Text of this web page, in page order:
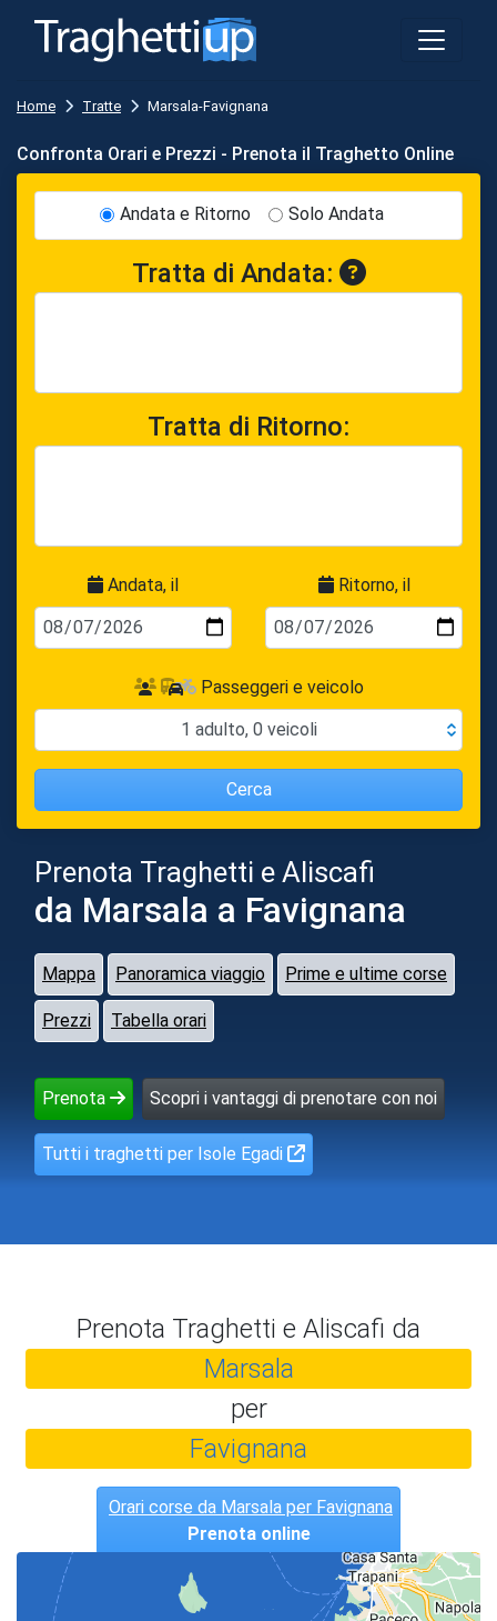
Home Tratte Marsala-Favignana
Prenota Traghetti e Aliscafi
da Marsala a Favignana
Mappa Panoramica viaggio Prime e ultime corse
Prezzi Tabella orari
Prenota Scopri i vantaggi di prenotare con noi
Tutti i traghetti per Isole Egadi
Confronta Orari e Prezzi - Prenota il Traghetto Online
Andata e Ritorno Solo Andata
Tratta di Andata:
Tratta di Ritorno:
Andata, il Ritorno, il
Passeggeri e veicolo
1 adulto, 0 veicoli
Cerca
Prenota Traghetti e Aliscafi da
Marsala
per
Favignana
Orari corse da Marsala per Favignana
Prenota online